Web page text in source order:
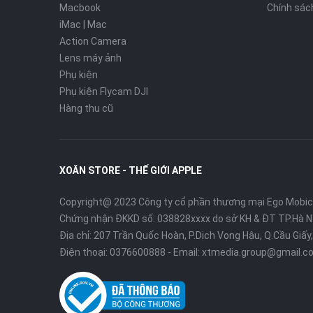
Độ sáng của màn hình lên đến 500 nits, kết hợp với lớp
Macbook
iMac | Mac
Action Camera
Lens máy ảnh
Phụ kiện
Phụ kiện Flycam DJI
Hàng thu cũ
Chính
XOĂN STORE - THẾ GIỚI APPLE
Copyright@ 2023 Công ty cổ phần thương mại Ego
Chứng nhận ĐKKD số: 038828xxxx do sở KH & ĐT TP.Hà
Địa chỉ: 207 Trần Quốc Hoàn, P.Dịch Vọng Hậu, Q.Cầu
Điện thoại: 0376600888 - Email: